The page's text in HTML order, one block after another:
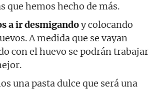
que hemos hecho de más.
a ir desmigandoy colocando
A medida que se vayan
con el huevo se podrán trabajar
una pasta dulce que será una